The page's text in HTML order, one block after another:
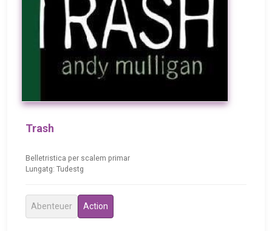
Trash
Belletristica per scalem primar
Lungatg: Tudestg
Abenteuer Action